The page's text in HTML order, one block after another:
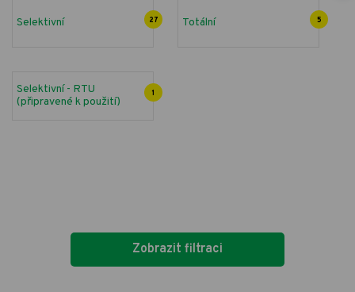
Selektivní 27 Totální 5
Selektivní - RTU
(připravené k použití)
1
Zobrazit filtraci